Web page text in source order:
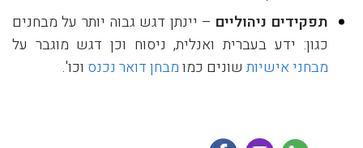
תפקידים ניהוליים – יינתן דגש גבוה יותר על מבחנים
כגון: ידע בעברית ואנלית, ניסוח וכן דגש מוגבר על
מבחני אישיותשונים כמומבחן דואר נכנס וכו'.